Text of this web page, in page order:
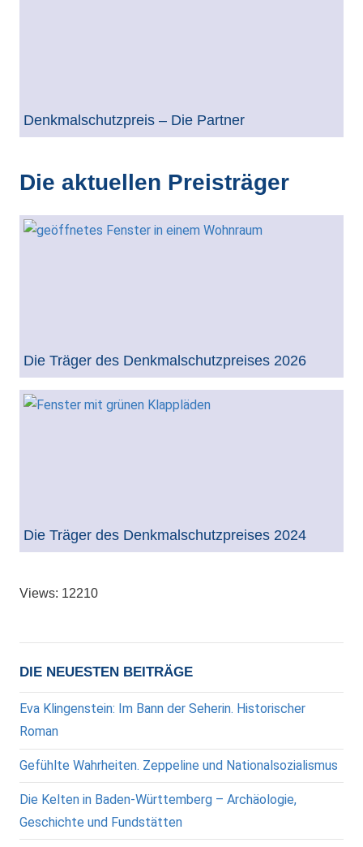
Denkmalschutzpreis – Die Partner
Die aktuellen Preisträger
Die Träger des Denkmalschutzpreises 2026
Die Träger des Denkmalschutzpreises 2024
Views: 12210
DIE NEUESTEN BEITRÄGE
Eva Klingenstein: Im Bann der Seherin. Historischer
Roman
Gefühlte Wahrheiten. Zeppeline und Nationalsozialismus
Die Kelten in Baden-Württemberg – Archäologie,
Geschichte und Fundstätten